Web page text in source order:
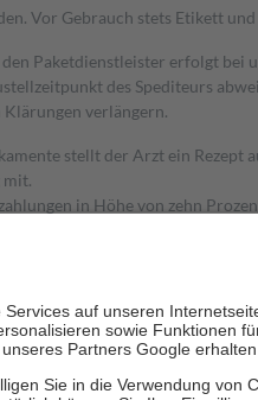
Vor Gebrauch stets Etikett
Paketdienstleister erfolgt bei
des Spediteurs
verlängern.
stellt der Arzt ein Rezept
mit.
in Höhe von zehn
für Online-Apotheken.
für ihre eigene Gesundheit zu
vollendeten 18. Lebensjahr mit
Früherkennung, die von der GKV